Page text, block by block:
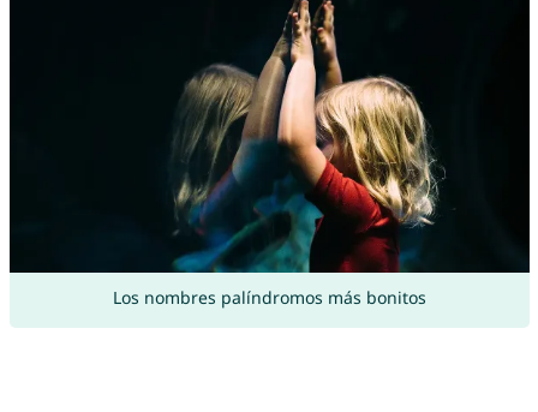
Los nombres palíndromos más bonitos